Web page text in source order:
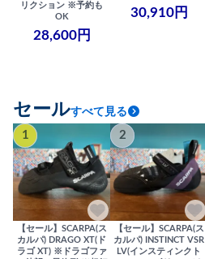
リクション ※予約も
OK
28,600円
30,910円
セールすべて見る
1
【セール】SCARPA(ス
カルパ) DRAGO XT(ド
ラゴ XT) ※ドラゴファ
2
【セール】SCARPA(ス
カルパ) INSTINCT VSR
LV(インスティンクト